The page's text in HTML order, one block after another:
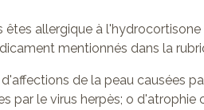
êtes allergique à
mentionnés dans la
de la peau causées
par le virus herpès; o d'atrophie